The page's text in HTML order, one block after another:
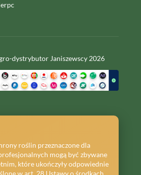
dystrybutor Janiszewscy 2026
roślin przeznaczone dla
mogą być zbywane
które ukończyły odpowiednie
w art. 28 Ustawy o środkach